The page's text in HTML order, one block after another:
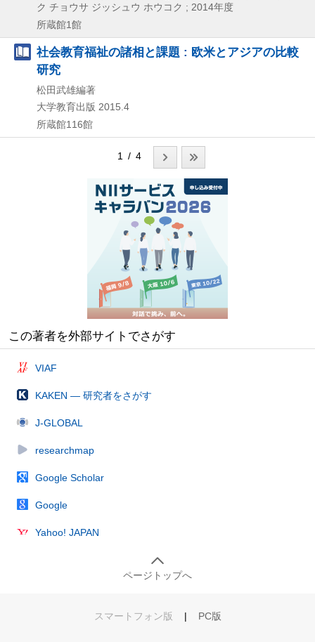
ク チョウサ ジッシュウ ホウコク ; 2014年度
所蔵館1館
社会教育福祉の諸相と課題 : 欧米とアジアの比較
研究
松田武雄編著
大学教育出版 2015.4
所蔵館116館
1 / 4
この著者を外部サイトでさがす
VIAF
KAKEN — 研究者をさがす
J-GLOBAL
researchmap
Google Scholar
Google
Yahoo! JAPAN
ページトップへ
スマートフォン版 | PC版